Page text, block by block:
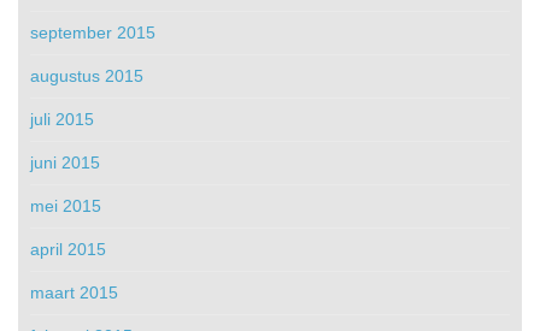
september 2015
augustus 2015
juli 2015
juni 2015
mei 2015
april 2015
maart 2015